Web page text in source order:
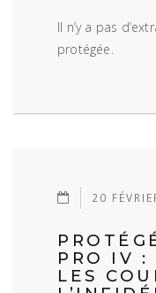
Il n’y a pas
protégée.
20
PRO IV :
LES